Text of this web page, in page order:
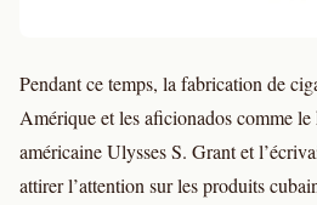
Pendant ce temps, la fabrication de
Amérique et les aficionados comme
américaine Ulysses S. Grant et
attirer l’attention sur les produits